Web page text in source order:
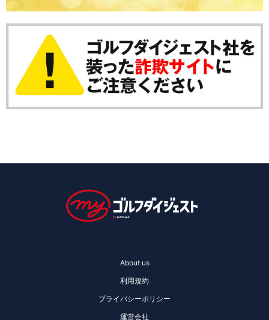
About us
利用規約
プライバシーポリシー
運営会社